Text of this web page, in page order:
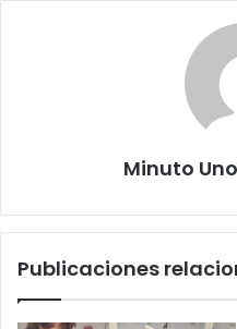
Minuto
Publicaciones